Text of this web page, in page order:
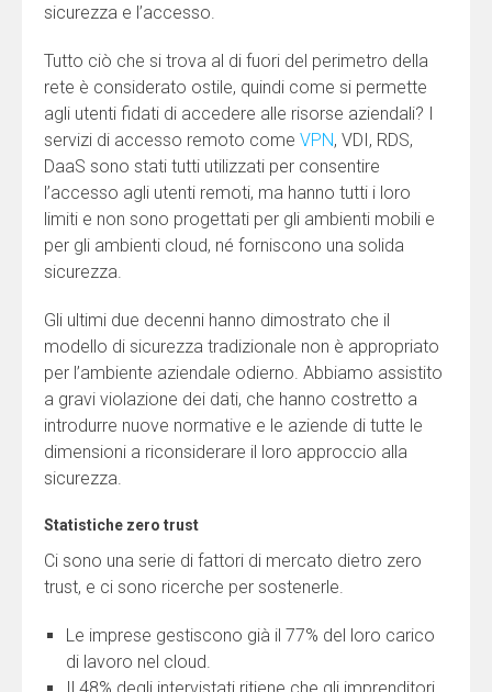
sicurezza e l’accesso.
Tutto ciò che si trova al di fuori del perimetro della
rete è considerato ostile, quindi come si permette
agli utenti fidati di accedere alle risorse aziendali? I
servizi di accesso remoto come VPN, VDI, RDS,
DaaS sono stati tutti utilizzati per consentire
l’accesso agli utenti remoti, ma hanno tutti i loro
limiti e non sono progettati per gli ambienti mobili e
per gli ambienti cloud, né forniscono una solida
sicurezza.
Gli ultimi due decenni hanno dimostrato che il
modello di sicurezza tradizionale non è appropriato
per l’ambiente aziendale odierno. Abbiamo assistito
a gravi violazione dei dati, che hanno costretto a
introdurre nuove normative e le aziende di tutte le
dimensioni a riconsiderare il loro approccio alla
sicurezza.
Statistiche zero trust
Ci sono una serie di fattori di mercato dietro zero
trust, e ci sono ricerche per sostenerle.
Le imprese gestiscono già il 77% del loro carico
di lavoro nel cloud.